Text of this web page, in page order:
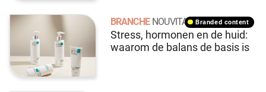
branded content
BRANCHE NOUVITAL
Stress, hormonen en de huid:
waarom de balans de basis is